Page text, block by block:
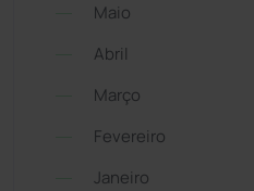
Maio
Abril
Março
Fevereiro
Janeiro